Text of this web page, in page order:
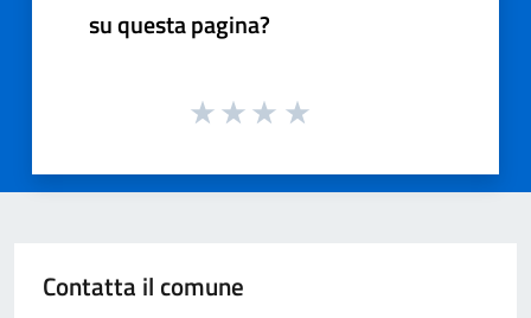
su questa pagina?
Contatta il comune